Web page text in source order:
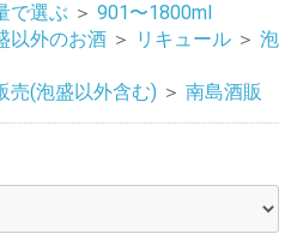
で選ぶ ＞ 901〜1800ml
以外のお酒 ＞ リキュール ＞ 泡
売(泡盛以外含む) ＞ 南島酒販